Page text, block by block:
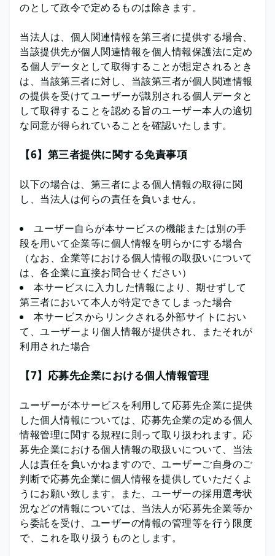
のとして政令で定めるものは除きます。
当法人は、個人関連情報を第三者に提供する場合、
当該提供先が個人関連情報を個人情報保護法に定め
る個人データとして取得することが想定されるとき
は、当該第三者に対し、当該第三者が個人関連情報
の提供を受けてユーザーが識別される個人データと
して取得することを認める旨のユーザー本人の適切
な同意が得られていることを確認いたします。
【6】第三者提供に関する免責事項
以下の場合は、第三者による個人情報の取得に関
し、当法人は何らの責任を負いません。
ユーザー自らが本サービスの機能または別の手
段を用いて企業等に個人情報を明らかにする場合
（なお、企業等における個人情報の取扱いについて
は、各企業に直接お問合せください）
本サービスに入力した情報により、期せずして
第三者において本人が特定できてしまった場合
本サービスからリンクされる外部サイトにおい
て、ユーザーより個人情報が提供され、またそれが
利用された場合
【7】応募先企業における個人情報管理
ユーザーが本サービスを利用して応募先企業に提供
した個人情報については、応募先企業の定める個人
情報管理に関する規程に則って取り扱われます。応
募先企業における個人情報の取扱いについて、当法
人は責任を負いかねますので、ユーザーご自身のご
判断で応募先企業に個人情報を提供していただくよ
うにお願い致します。また、ユーザーの採用選考状
況などの情報については、当法人が応募先企業等か
ら委託を受け、ユーザーの情報の管理等を行う限度
で、これを取り扱うものとします。